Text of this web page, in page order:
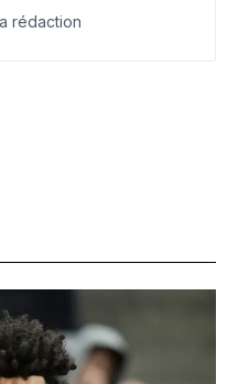
français
et l’international
rédaction